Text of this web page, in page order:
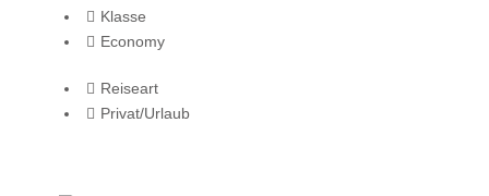
Klasse
Economy
Reiseart
Privat/Urlaub